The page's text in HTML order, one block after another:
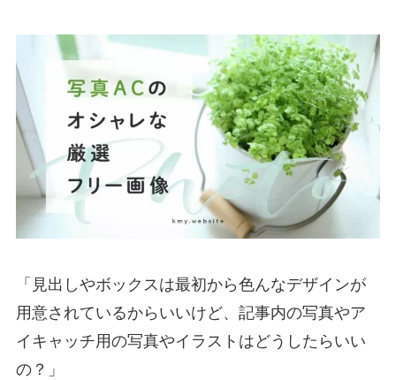
「見出しやボックスは最初から色んなデザインが
用意されているからいいけど、記事内の写真やア
イキャッチ用の写真やイラストはどうしたらいい
の？」